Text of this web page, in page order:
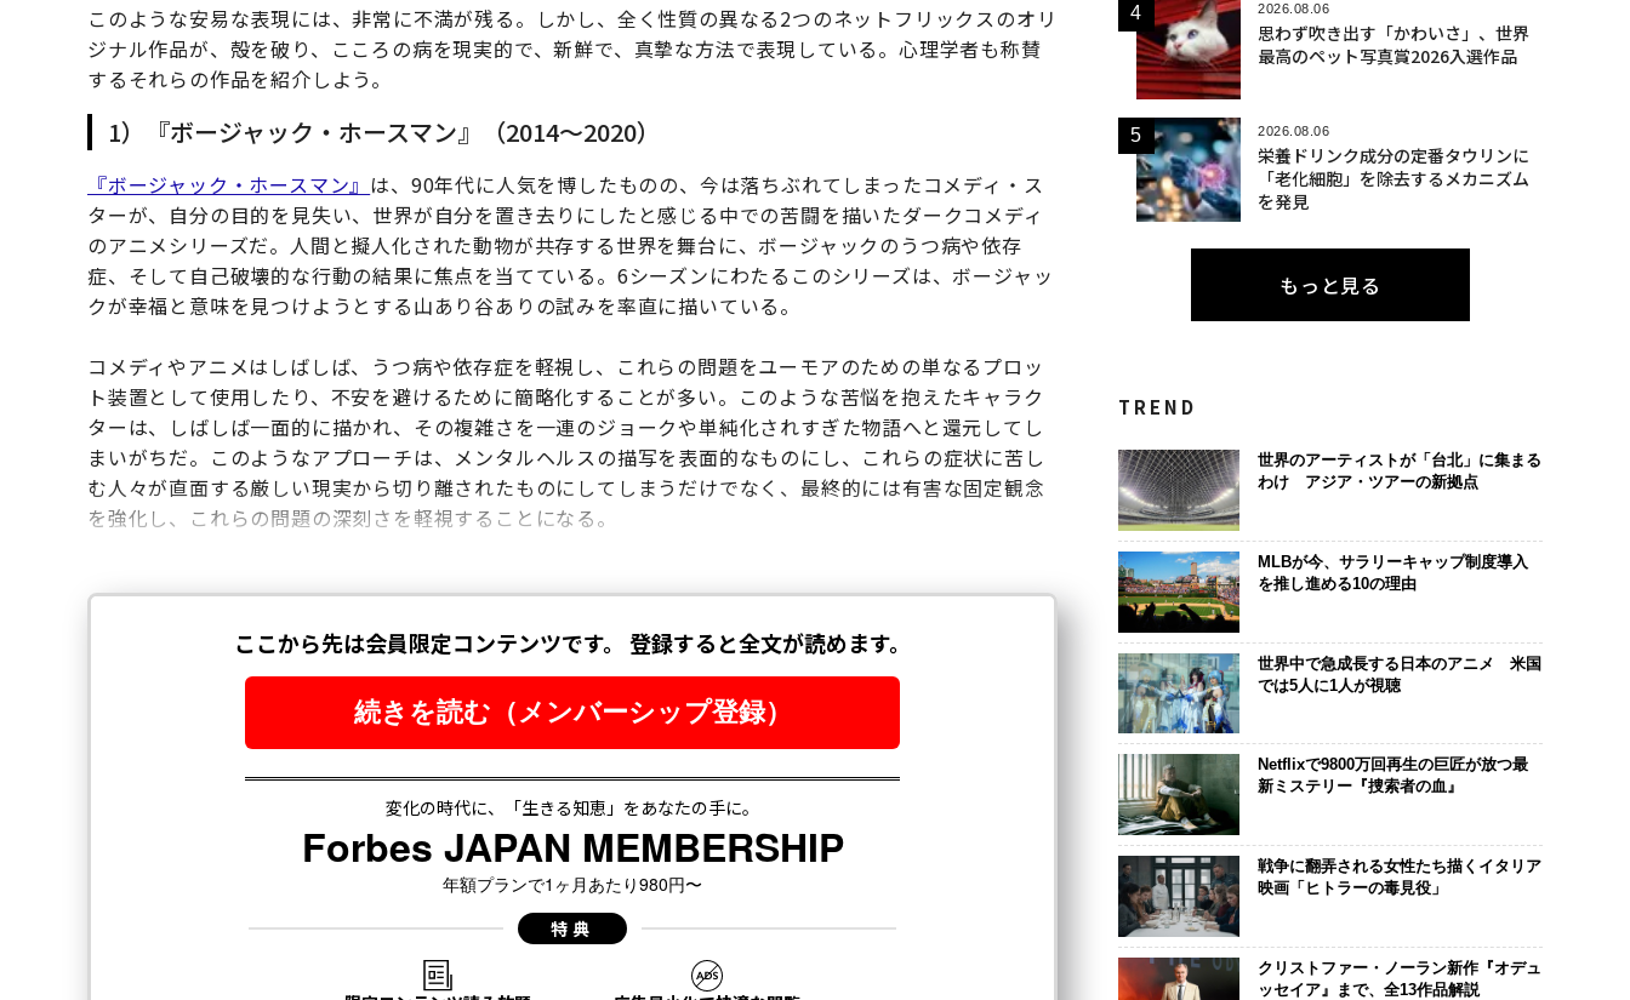
このような安易な表現には、非常に不満が残る。しかし、全く性質の異なる2つのネットフリックスのオリ
ジナル作品が、殻を破り、こころの病を現実的で、新鮮で、真摯な方法で表現している。心理学者も称賛
するそれらの作品を紹介しよう。
1）『ボージャック・ホースマン』（2014～2020）
『ボージャック・ホースマン』 は、90年代に人気を博したものの、今は落ちぶれてしまったコメディ・ス
ターが、自分の目的を見失い、世界が自分を置き去りにしたと感じる中での苦闘を描いたダークコメディ
のアニメシリーズだ。人間と擬人化された動物が共存する世界を舞台に、ボージャックのうつ病や依存
症、そして自己破壊的な行動の結果に焦点を当てている。6シーズンにわたるこのシリーズは、ボージャッ
クが幸福と意味を見つけようとする山あり谷ありの試みを率直に描いている。
コメディやアニメはしばしば、うつ病や依存症を軽視し、これらの問題をユーモアのための単なるプロッ
ト装置として使用したり、不安を避けるために簡略化することが多い。このような苦悩を抱えたキャラク
ターは、しばしば一面的に描かれ、その複雑さを一連のジョークや単純化されすぎた物語へと還元してし
まいがちだ。このようなアプローチは、メンタルヘルスの描写を表面的なものにし、これらの症状に苦し
む人々が直面する厳しい現実から切り離されたものにしてしまうだけでなく、最終的には有害な固定観念
を強化し、これらの問題の深刻さを軽視することになる。
2026.08.06
思わず吹き出す「かわいさ」、世界
最高のペット写真賞2026入選作品
2026.08.06
栄養ドリンク成分の定番タウリンに
「老化細胞」を除去するメカニズム
を発見
もっと見る
TREND
世界のアーティストが「台北」に集まる
わけ アジア・ツアーの新拠点
MLBが今、サラリーキャップ制度導入
を推し進める10の理由
世界中で急成長する日本のアニメ 米国
では5人に1人が視聴
Netflixで9800万回再生の巨匠が放つ最
新ミステリー『捜索者の血』
戦争に翻弄される女性たち描くイタリア
映画「ヒトラーの毒見役」
クリストファー・ノーラン新作『オデュ
ッセイア』まで、全13作品解説